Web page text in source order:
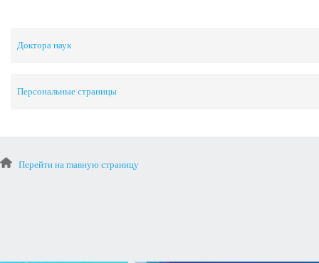
Доктора наук
Персональные страницы
Перейти на главную страницу